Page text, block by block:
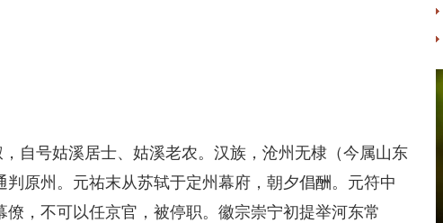
自号姑溪居士、姑溪老农。汉族，沧州无棣（今属山东
判原州。元祐末从苏轼于定州幕府，朝夕倡酬。元符中
僚，不可以任京官，被停职。徽宗崇宁初提举河东常